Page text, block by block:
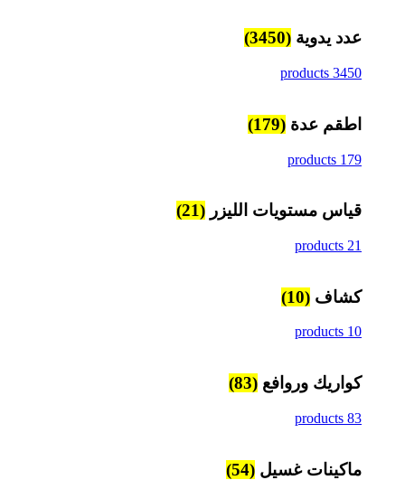
عدد يدوية (3450)
3450 products
اطقم عدة (179)
179 products
قياس مستويات الليزر (21)
21 products
كشاف (10)
10 products
كواريك وروافع (83)
83 products
ماكينات غسيل (54)